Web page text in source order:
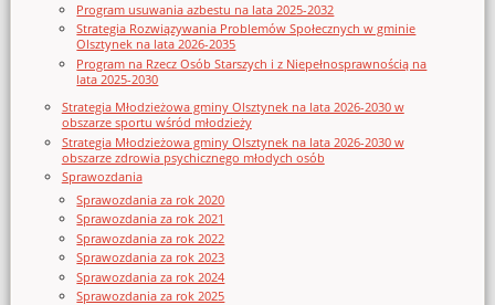
Program usuwania azbestu na lata 2025-2032
Strategia Rozwiązywania Problemów Społecznych w gminie
Olsztynek na lata 2026-2035
Program na Rzecz Osób Starszych i z Niepełnosprawnością na
lata 2025-2030
Strategia Młodzieżowa gminy Olsztynek na lata 2026-2030 w
obszarze sportu wśród młodzieży
Strategia Młodzieżowa gminy Olsztynek na lata 2026-2030 w
obszarze zdrowia psychicznego młodych osób
Sprawozdania
Sprawozdania za rok 2020
Sprawozdania za rok 2021
Sprawozdania za rok 2022
Sprawozdania za rok 2023
Sprawozdania za rok 2024
Sprawozdania za rok 2025